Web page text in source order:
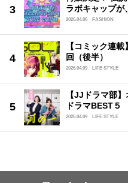
ラボキャップ
2026.04.06 FASHION
【コミック連
回（後半）
2026.04.09 LIFE STYLE
【JJドラマ部
ドラマBEST５
2026.04.09 LIFE STYLE